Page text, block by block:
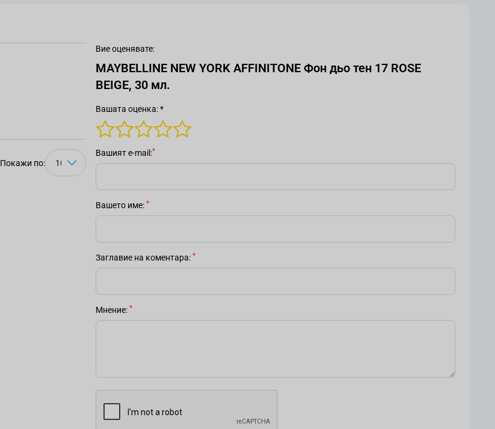
Покажи по:
Вие оценявате:
MAYBELLINE NEW YORK AFFINITONE Фон дьо тен 17 ROSE
BEIGE, 30 мл.
Вашата оценка: *
Вашият е-mail
Вашето име
Заглавие на коментара
Мнение